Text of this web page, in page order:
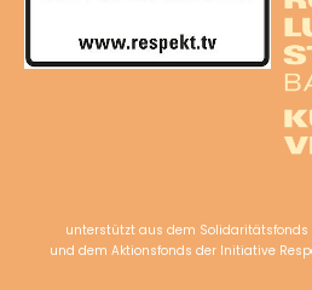
unterstützt aus dem
und dem Aktionsfonds der Initiative